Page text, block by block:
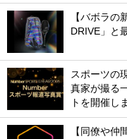
【バボラの
DRIVE」と
スポーツの
真家が撮る
トを開催し
【同僚や仲